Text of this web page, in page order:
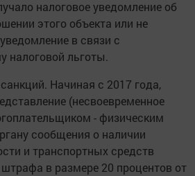
налоговое уведомление об
этого объекта или не
в связи с
налоговой льготы.
Начиная с 2017 года,
(несвоевременное
- физическим
сообщения о наличии
и транспортных средств
в размере 20 процентов от